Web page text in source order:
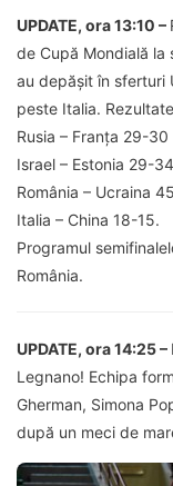
UPDATE, ora 13:10 –
de Cupă Mondială la
au depășit în sferturi
peste Italia.
Rusia – Franța 29-30
Israel – Estonia 29-34
România – Ucraina
Italia – China 18-15.
Programul
România.
UPDATE, ora 14:25 –
Legnano! Echipa
Gherman, Simona
după un meci de